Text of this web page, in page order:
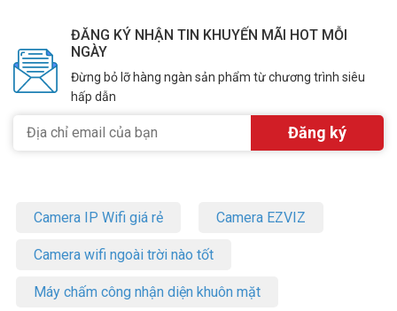
ĐĂNG KÝ NHẬN TIN KHUYẾN MÃI HOT MỖI
NGÀY
Đừng bỏ lỡ hàng ngàn sản phẩm từ chương trình siêu
hấp dẫn
Camera IP Wifi giá rẻ Camera EZVIZ
Camera wifi ngoài trời nào tốt
Máy chấm công nhận diện khuôn mặt